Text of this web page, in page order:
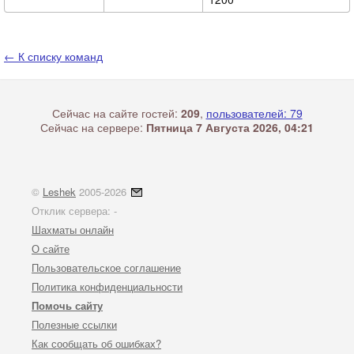
← К списку команд
Сейчас на сайте гостей: 209, пользователей: 79
Сейчас на сервере: Пятница 7 Августа 2026, 04:21
© Leshek 2005-2026
Отклик сервера: -
Шахматы онлайн
О сайте
Пользовательское соглашение
Политика конфиденциальности
Помочь сайту
Полезные ссылки
Как сообщать об ошибках?